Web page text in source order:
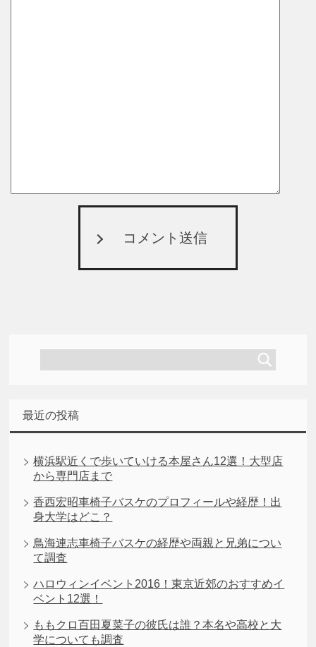
コメント送信
最近の投稿
横浜駅近くで歩いていける本屋さん12選！大型店
から専門店まで
香西宏昭車椅子バスケのプロフィールや経歴！出
身大学はどこ？
鳥海連志車椅子バスケの経歴や両親と兄弟につい
て調査
ハロウィンイベント2016！東京近郊のおすすめイ
ベント12選！
ももクロ百田夏菜子の彼氏は誰？本名や高校と大
学についても調査